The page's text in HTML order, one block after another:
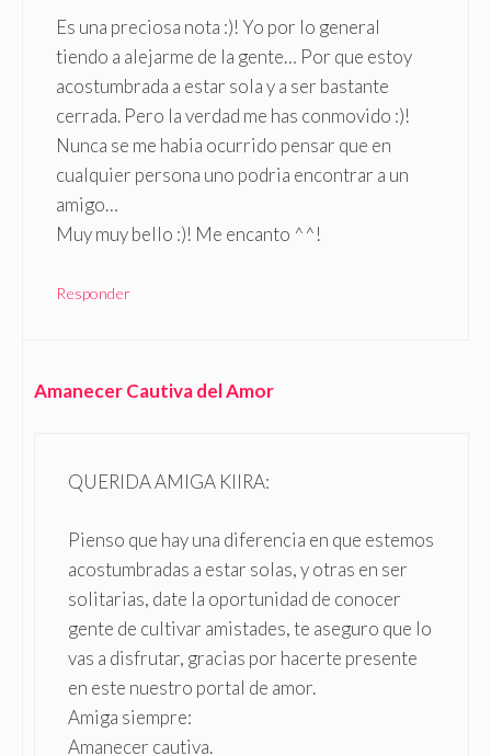
Es una preciosa nota :)! Yo por lo general
tiendo a alejarme de la gente… Por que estoy
acostumbrada a estar sola y a ser bastante
cerrada. Pero la verdad me has conmovido :)!
Nunca se me habia ocurrido pensar que en
cualquier persona uno podria encontrar a un
amigo…
Muy muy bello :)! Me encanto ^^!
Responder
Amanecer Cautiva del Amor
QUERIDA AMIGA KIIRA:
Pienso que hay una diferencia en que estemos
acostumbradas a estar solas, y otras en ser
solitarias, date la oportunidad de conocer
gente de cultivar amistades, te aseguro que lo
vas a disfrutar, gracias por hacerte presente
en este nuestro portal de amor.
Amiga siempre:
Amanecer cautiva.